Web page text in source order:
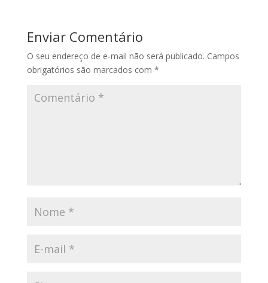
Enviar Comentário
O seu endereço de e-mail não será publicado. Campos
obrigatórios são marcados com *